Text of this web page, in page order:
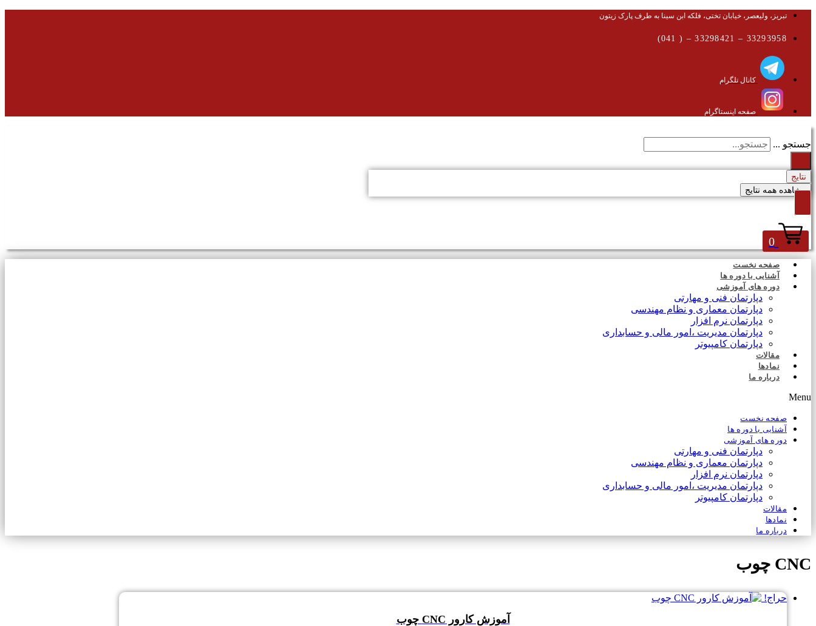
تبریز، ولیعصر، خیابان تختی، فلکه ابن سینا به طرف پارک زیتون
33293958 – 33298421 – ( 041)
کانال تلگرام
صفحه اینستاگرام
جستجو ...
نتایج
مشاهده همه نتایج
0
صفحه نخست
آشنایی با دوره ها
دوره های آموزشی
دپارتمان فنی و مهارتی
دپارتمان معماری و نظام مهندسی
دپارتمان نرم افزار
دپارتمان مدیریت ،امور مالی و حسابداری
دپارتمان کامپیوتر
مقالات
نمادها
درباره ما
Menu
صفحه نخست
آشنایی با دوره ها
دوره های آموزشی
دپارتمان فنی و مهارتی
دپارتمان معماری و نظام مهندسی
دپارتمان نرم افزار
دپارتمان مدیریت ،امور مالی و حسابداری
دپارتمان کامپیوتر
مقالات
نمادها
درباره ما
CNC چوب
حراج!
آموزش کارور CNC چوب